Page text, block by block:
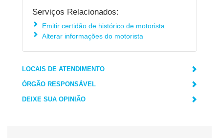
Serviços Relacionados:
Emitir certidão de histórico de motorista
Alterar informações do motorista
LOCAIS DE ATENDIMENTO
ÓRGÃO RESPONSÁVEL
DEIXE SUA OPINIÃO